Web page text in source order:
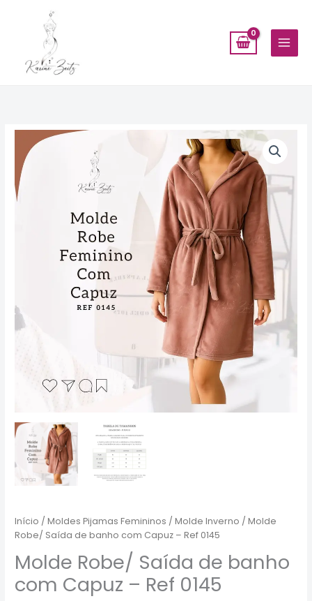
conteúdo
Início /Moldes Pijamas Femininos /Molde Inverno / Molde
Robe/ Saída de banho com Capuz – Ref 0145
Molde Robe/ Saída de banho
com Capuz – Ref 0145
Robe/
Saída
de
banho
com